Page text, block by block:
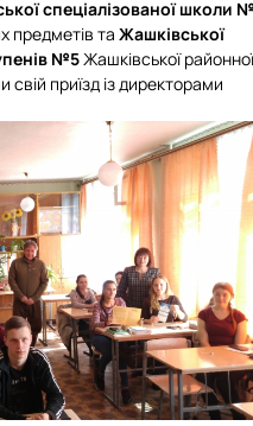
спеціалізованої школи
предметів та Жашківської
№5Жашківської районної
свій приїзд із директорами